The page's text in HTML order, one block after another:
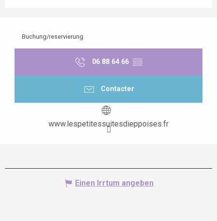
Buchung/reservierung
06 88 64 66 ▒▒
Contacter
www.lespetitessuitesdieppoises.fr
Einen Irrtum angeben